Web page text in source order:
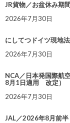
JR貨物／お盆休み期
2026年7月30日
にしてつドイツ現地
2026年7月30日
NCA／日本発国際航
8月1日適用 改定）
2026年7月30日
JAL／2026年8月前